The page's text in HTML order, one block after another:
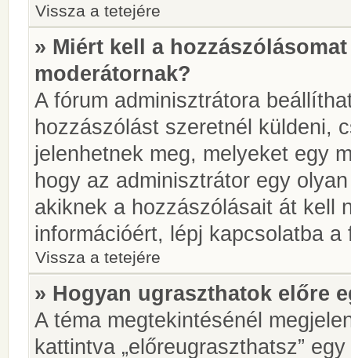
Vissza a tetejére
» Miért kell a
moderátornak?
A fórum adminisztrátora
hozzászólást szeretnél küldeni,
jelenhetnek meg, melyeket egy
hogy az adminisztrátor egy
akiknek a hozzászólásait át kell
információért, lépj kapcsolatba
Vissza a tetejére
» Hogyan ugraszthatok előre
A téma megtekintésénél
kattintva „előreugraszthatsz”